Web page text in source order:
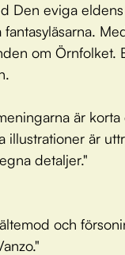
Den eviga
om Örnfolket.
är korta
illustrationer är
detaljer."
och